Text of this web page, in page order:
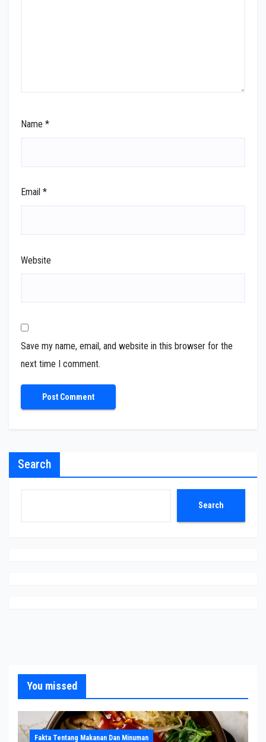
Name *
Email *
Website
Save my name, email, and website in this browser for the
next time I comment.
Search
Search
You missed
Fakta Tentang Makanan Dan Minuman